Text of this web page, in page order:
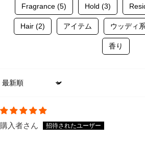
Fragrance (5) Hold (3)
Hair (2) アイテム ウッディ系
香り
Sort by
購入者さん